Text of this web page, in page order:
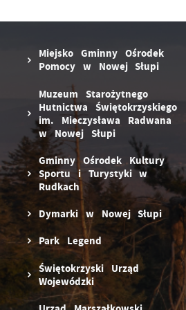
Miejsko Gminny Ośrodek
Pomocy w Nowej Słupi
Muzeum Starożytnego
Hutnictwa Świętokrzyskiego
im. Mieczysława Radwana
w Nowej Słupi
Gminny Ośrodek Kultury
Sportu i Turystyki w
Rudkach
Dymarki w Nowej Słupi
Park Legend
Świętokrzyski Urząd
Wojewódzki